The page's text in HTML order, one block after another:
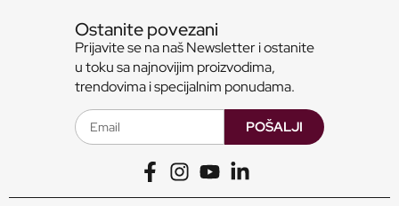
Ostanite povezani
Prijavite se na naš Newsletter i ostanite
u toku sa najnovijim proizvodima,
trendovima i specijalnim ponudama.
POŠALJI